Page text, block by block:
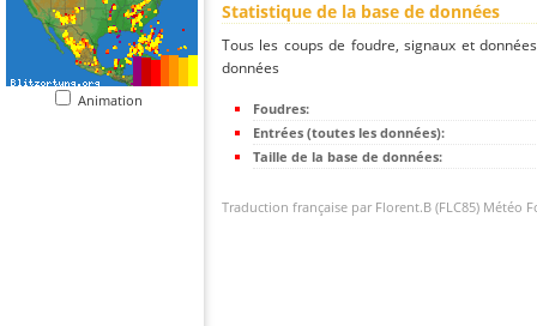
Animation
Statistique de la base de données
Tous les coups de foudre, signaux et
données
Foudres:
Entrées (toutes les données):
Taille de la base de données:
Traduction française par Florent.B (FLC85) Météo